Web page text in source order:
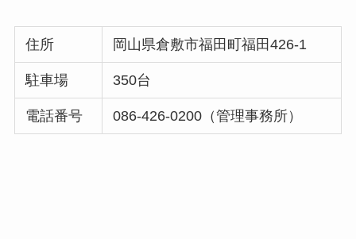
住所 岡山県倉敷市福田町福田426-1
駐車場 350台
電話番号 086-426-0200（管理事務所）